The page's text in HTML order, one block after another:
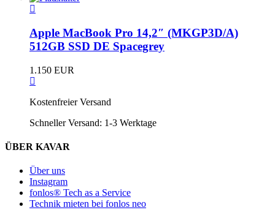
Apple MacBook Pro 14,2″ (MKGP3D/A)
512GB SSD DE Spacegrey
1.150 EUR
Kostenfreier Versand
Schneller Versand: 1-3 Werktage
ÜBER KAVAR
Über uns
Instagram
fonlos® Tech as a Service
Technik mieten bei fonlos neo